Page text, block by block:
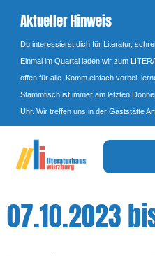
Aktueller Hinweis
Du interessierst dich für Literatur,
Einmal im Quartal laden wir zum
offen für alle. Komm einfach vorbei,
Stammtisch ist immer am letzten
Uhr. Wir treffen uns in der Gaststätte
07.10.2023